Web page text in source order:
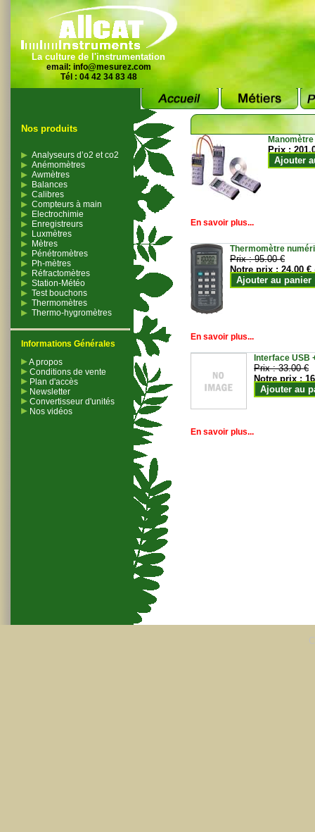
La culture de l'instrumentation
email: info@mesurez.com
Tél : 04 42 34 83 48
Nos produits
Analyseurs d’o2 et co2
Anémomètres
Awmètres
Balances
Calibres
Compteurs à main
Electrochimie
Enregistreurs
Luxmètres
Mètres
Pénétromètres
Ph-mètres
Réfractomètres
Station-Météo
Test bouchons
Thermomètres
Thermo-hygromètres
Informations Générales
A propos
Conditions de vente
Plan d'accès
Newsletter
Convertisseur d'unités
Nos vidéos
Prix :
Ajouter
En savoir plus...
Thermomètre
Prix :95.00 €
Notre prix :24.00 €
Ajouter au panier
En savoir plus...
Interface USB
Prix :33.00 €
Notre prix :
Ajouter au
En savoir plus...